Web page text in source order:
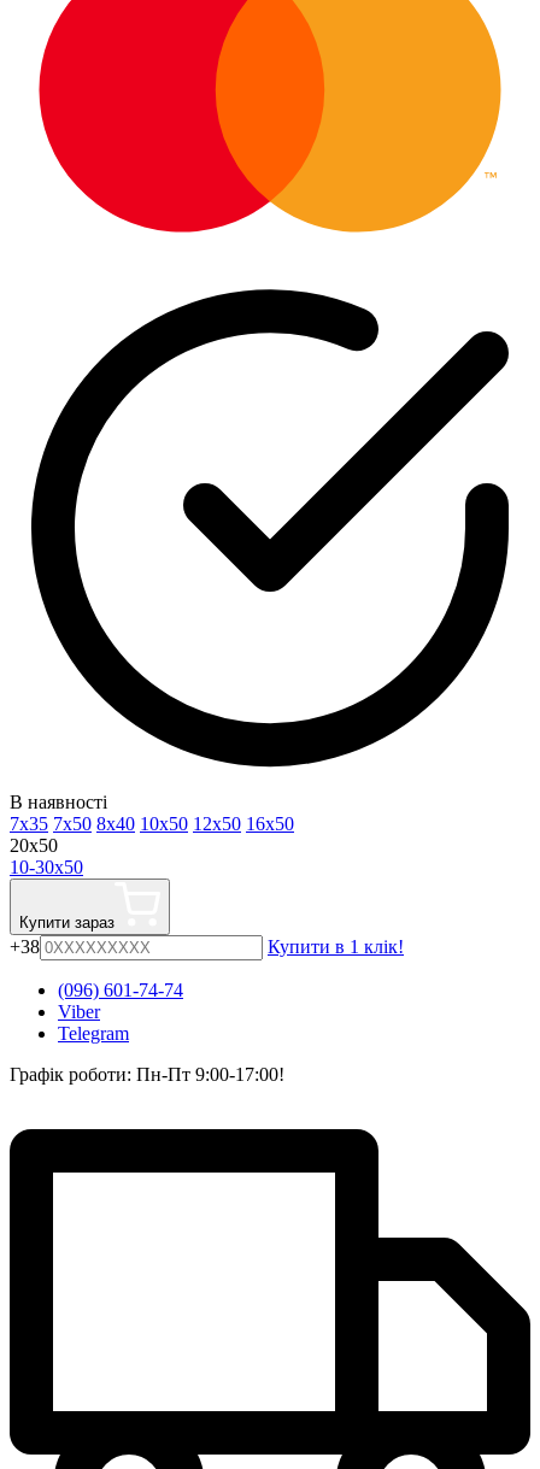
В наявності
7x35 7x50 8x40 10x50 12x50 16x50
20x50
10-30x50
Купити зараз
+38 Купити в 1 клік!
(096) 601-74-74
Viber
Telegram
Графік роботи: Пн-Пт 9:00-17:00!